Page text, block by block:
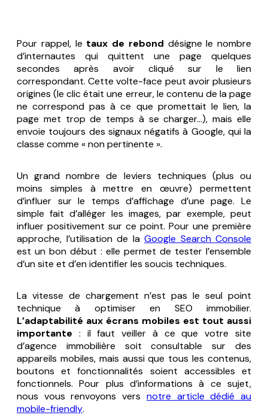
Pour rappel, le taux de rebond désigne le nombre
d’internautes qui quittent une page quelques
secondes après avoir cliqué sur le lien
correspondant. Cette volte-face peut avoir plusieurs
origines (le clic était une erreur, le contenu de la page
ne correspond pas à ce que promettait le lien, la
page met trop de temps à se charger…), mais elle
envoie toujours des signaux négatifs à Google, qui la
classe comme « non pertinente ».
Un grand nombre de leviers techniques (plus ou
moins simples à mettre en œuvre) permettent
d’influer sur le temps d’affichage d’une page. Le
simple fait d’alléger les images, par exemple, peut
influer positivement sur ce point. Pour une première
approche, l’utilisation de la Google Search Console
est un bon début : elle permet de tester l’ensemble
d’un site et d’en identifier les soucis techniques.
La vitesse de chargement n’est pas le seul point
technique à optimiser en SEO immobilier.
L’adaptabilité aux écrans mobiles est tout aussi
importante : il faut veiller à ce que votre site
d’agence immobilière soit consultable sur des
appareils mobiles, mais aussi que tous les contenus,
boutons et fonctionnalités soient accessibles et
fonctionnels. Pour plus d’informations à ce sujet,
nous vous renvoyons vers notre article dédié au
mobile-friendly.